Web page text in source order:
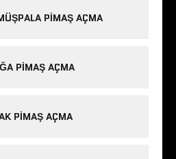
PIMAŞ AÇMA
PIMAŞ AÇMA
PIMAŞ AÇMA